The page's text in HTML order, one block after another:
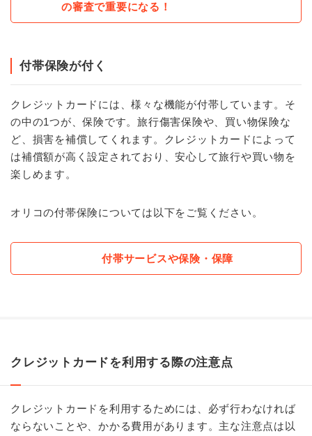
の審査で重要になる！
付帯保険が付く
クレジットカードには、様々な機能が付帯しています。そ
の中の1つが、保険です。旅行傷害保険や、買い物保険な
ど、損害を補償してくれます。クレジットカードによって
は補償額が高く設定されており、安心して旅行や買い物を
楽しめます。
オリコの付帯保険については以下をご覧ください。
付帯サービスや保険・保障
クレジットカードを利用する際の注意点
クレジットカードを利用するためには、必ず行わなければ
ならないことや、かかる費用があります。主な注意点は以